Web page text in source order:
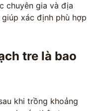
chuyên gia và địa
xác định phù hợp
tre là bao
khi trồng khoảng